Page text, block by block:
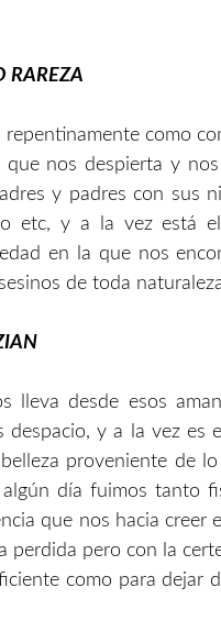
RAREZA
como
nos despierta y nos
y padres con sus
etc, y a la vez está
en la que nos
de toda
lleva desde esos
y a la vez es
proveniente de
día fuimos tanto
que nos hacia creer
perdida pero con la
como para dejar